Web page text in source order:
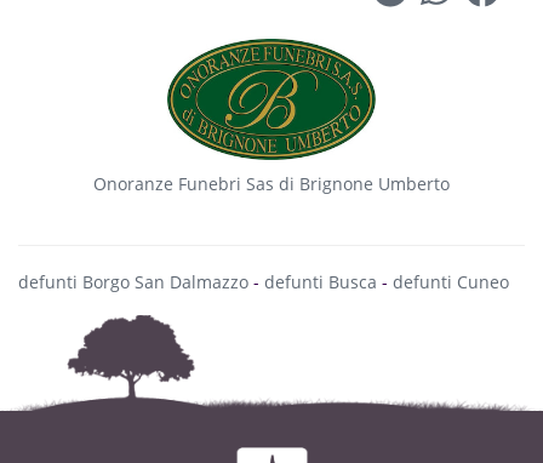
Onoranze Funebri Sas di Brignone Umberto
defunti Borgo San Dalmazzo - defunti Busca - defunti Cuneo